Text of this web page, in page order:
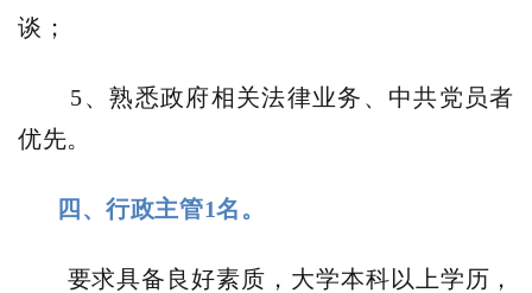
谈；
5、熟悉政府相关法律业务、中共党员者
优先。
四、行政主管1名。
要求具备良好素质，大学本科以上学历，